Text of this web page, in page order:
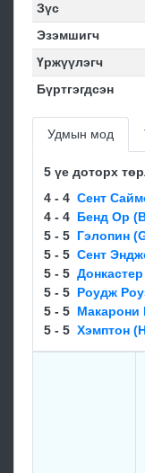
Зүс
Эзэмшигч
Үржүүлэгч
Бүртгэгдсэн
Удмын мод
5 үе доторх
4 - 4 Сент
4 - 4 Бенд Ор
5 - 5 Гэлопин
5 - 5 Сент
5 - 5
5 - 5 Роудж
5 - 5 Макарони
5 - 5 Хэмптон